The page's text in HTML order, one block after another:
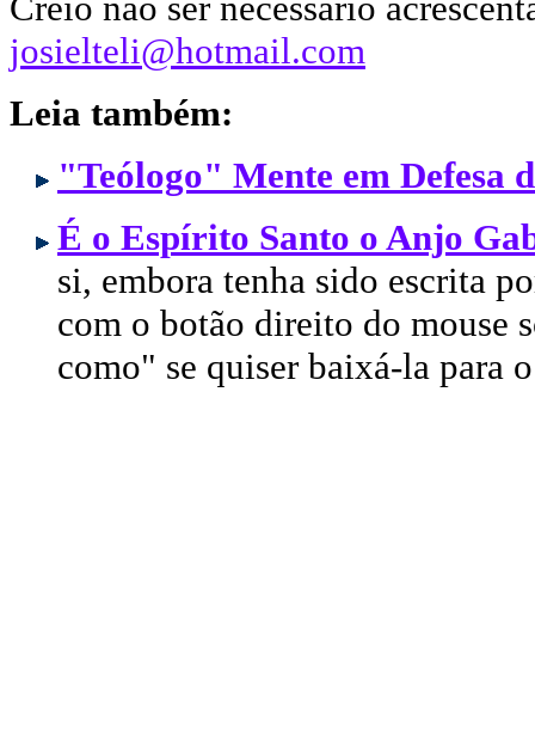
josielteli@hotmail.com
Leia também:
"Teólogo" Mente em Defesa
É o Espírito Santo o Anjo
si, embora tenha sido escrita
com o botão direito do mouse
como" se quiser baixá-la para